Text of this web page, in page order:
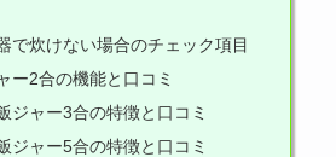
で炊けない場合のチェック項目
ー2合の機能と口コミ
ジャー3合の特徴と口コミ
ジャー5合の特徴と口コミ